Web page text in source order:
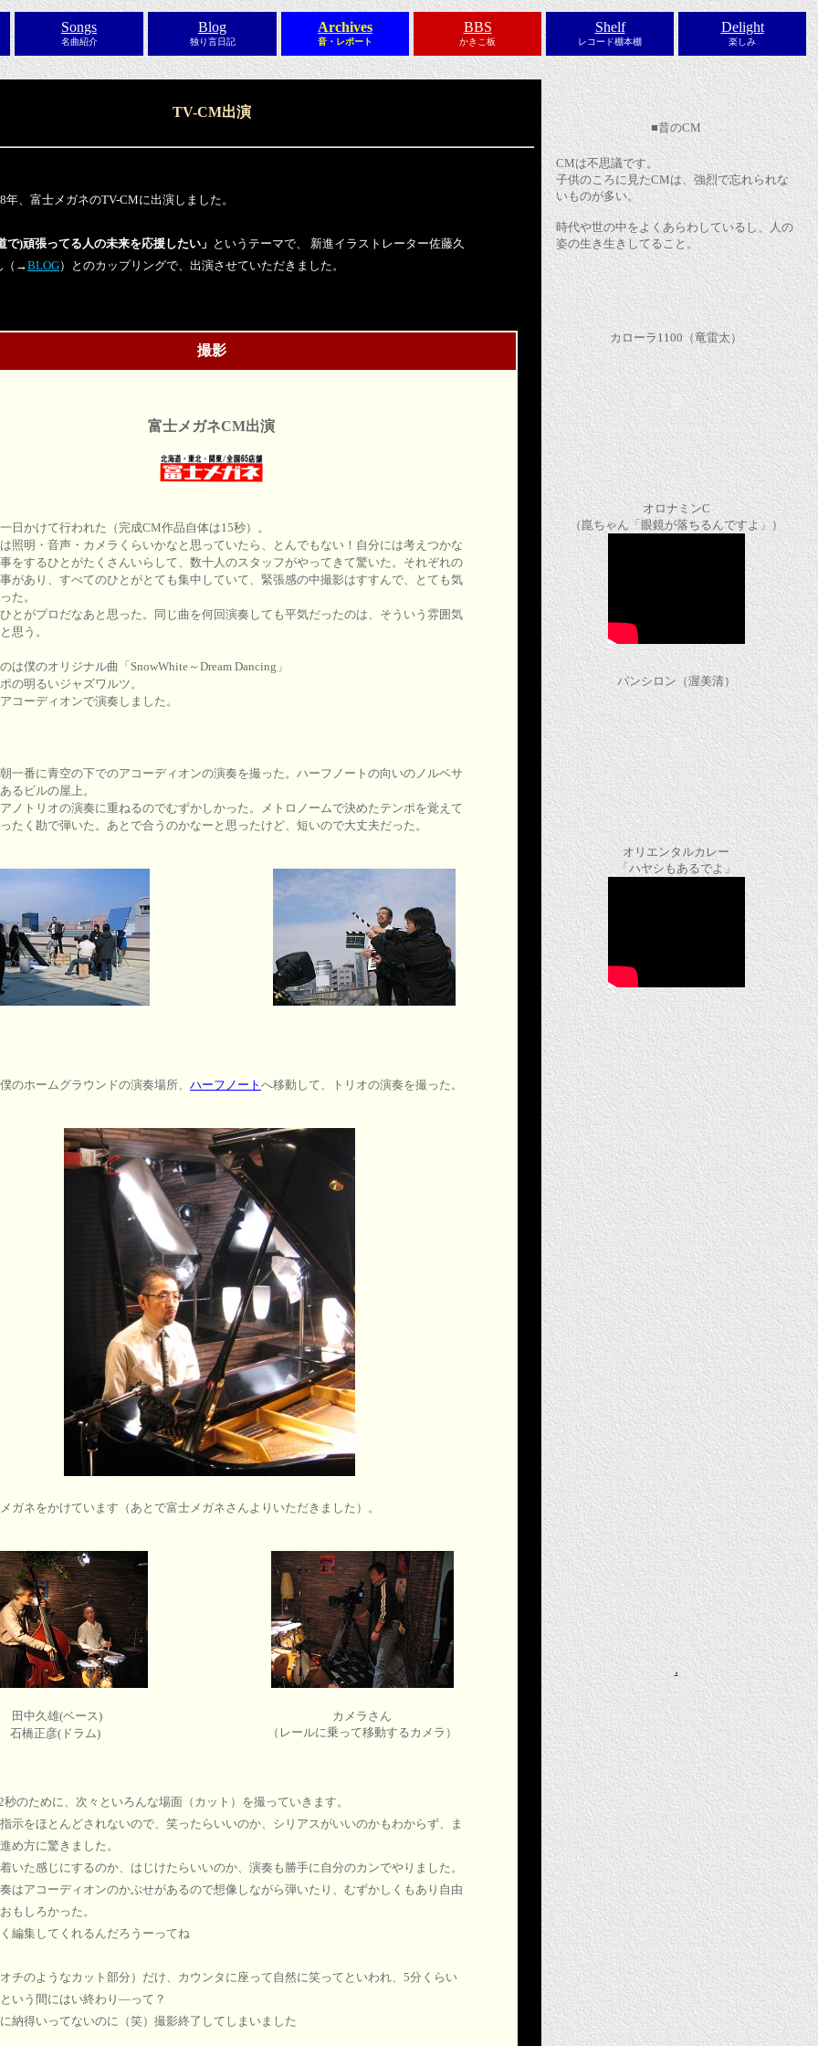
Songs
名曲紹介
Blog
独り言日記
Archives
音・レポート
BBS
かきこ板
Shelf
レコード棚本棚
Delight
楽しみ
TV-CM出演
年、富士メガネのTV-CMに出演しました。
で)頑張ってる人の未来を応援したい」 というテーマで、 新進イラストレーター佐藤久
（→BLOG）とのカップリングで、出演させていただきました。
撮影
富士メガネCM出演
日かけて行われた（完成CM作品自体は15秒）。
照明・音声・カメラくらいかなと思っていたら、とんでもない！自分には考えつかな
をするひとがたくさんいらして、数十人のスタッフがやってきて驚いた。それぞれの
があり、すべてのひとがとても集中していて、緊張感の中撮影はすすんで、とても気
た。
とがプロだなあと思った。同じ曲を何回演奏しても平気だったのは、そういう雰囲気
思う。
は僕のオリジナル曲「SnowWhite～Dream Dancing」
の明るいジャズワルツ。
コーディオンで演奏しました。
一番に青空の下でのアコーディオンの演奏を撮った。ハーフノートの向いのノルベサ
るビルの屋上。
ノトリオの演奏に重ねるのでむずかしかった。メトロノームで決めたテンポを覚えて
たく勘で弾いた。あとで合うのかなーと思ったけど、短いので大丈夫だった。
のホームグラウンドの演奏場所、 ハーフノート へ移動して、トリオの演奏を撮った。
ガネをかけています（あとで富士メガネさんよりいただきました）。
田中久雄(ベース)
石橋正彦(ドラム)
カメラさん
（レールに乗って移動するカメラ）
秒のために、次々といろんな場面（カット）を撮っていきます。
示をほとんどされないので、笑ったらいいのか、シリアスがいいのかもわからず、ま
め方に驚きました。
いた感じにするのか、はじけたらいいのか、演奏も勝手に自分のカンでやりました。
はアコーディオンのかぶせがあるので想像しながら弾いたり、むずかしくもあり自由
もしろかった。
編集してくれるんだろうーってね
チのようなカット部分）だけ、カウンタに座って自然に笑ってといわれ、5分くらい
いう間にはい終わり―って？
納得いってないのに（笑）撮影終了してしまいました
■昔のCM
CMは不思議です。
子供のころに見たCMは、強烈で忘れられな
いものが多い。
時代や世の中をよくあらわしているし、人の
姿の生き生きしてること。
カローラ1100（竜雷太）
オロナミンC
（崑ちゃん「眼鏡が落ちるんですよ」）
パンシロン（渥美清）
オリエンタルカレー
「ハヤシもあるでよ」
.